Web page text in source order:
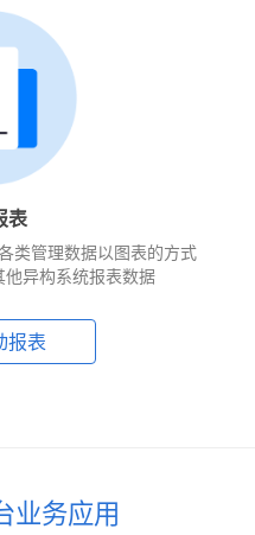
表
类管理数据以图表的方式
异构系统报表数据
报表
业务应用